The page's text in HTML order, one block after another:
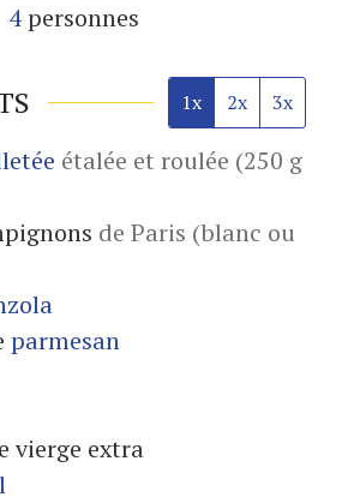
4 personnes
1x 2x 3x
étalée et roulée (250 g
de Paris (blanc ou
parmesan
vierge extra